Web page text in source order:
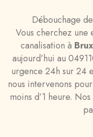
Débouchage
Vous cherchez
canalisation à
aujourd’hui au
urgence 24h sur 24
nous intervenons
moins d’1 heure.